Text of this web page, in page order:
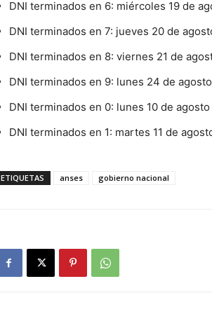
DNI terminados en 6: miércoles 19 de
DNI terminados en 7: jueves 20 de
DNI terminados en 8: viernes 21 de
DNI terminados en 9: lunes 24 de agosto
DNI terminados en 0: lunes 10 de agosto
DNI terminados en 1: martes 11 de
ETIQUETAS anses gobierno nacional